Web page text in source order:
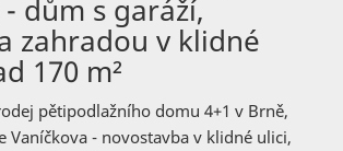
dům s garáží,
zahradou v klidné
170 m²
pětipodlažního domu 4+1 v Brně,
Vaníčkova - novostavba v klidné ulici,